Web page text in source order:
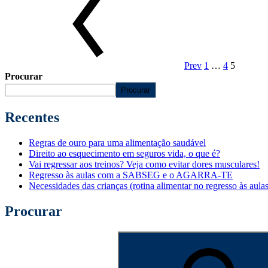
Prev 1 … 4 5
Procurar
Procurar
Recentes
Regras de ouro para uma alimentação saudável
Direito ao esquecimento em seguros vida, o que é?
Vai regressar aos treinos? Veja como evitar dores musculares!
Regresso às aulas com a SABSEG e o AGARRA-TE
Necessidades das crianças (rotina alimentar no regresso às
Procurar